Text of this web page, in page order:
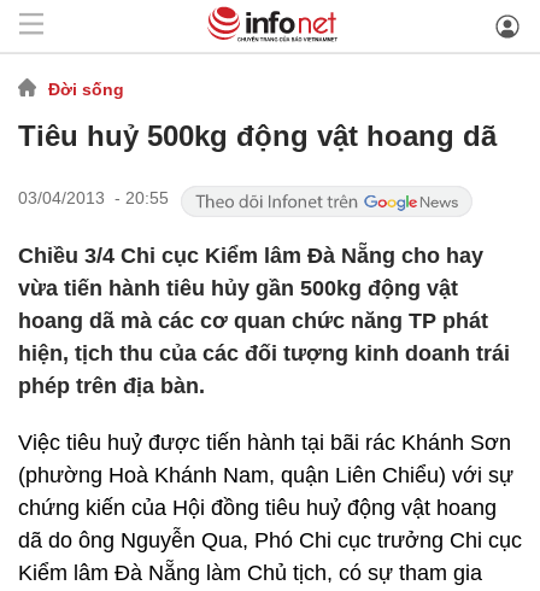
Đời sống
Tiêu huỷ 500kg động vật hoang dã
03/04/2013 - 20:55
Chiều 3/4 Chi cục Kiểm lâm Đà Nẵng cho hay
vừa tiến hành tiêu hủy gần 500kg động vật
hoang dã mà các cơ quan chức năng TP phát
hiện, tịch thu của các đối tượng kinh doanh trái
phép trên địa bàn.
Việc tiêu huỷ được tiến hành tại bãi rác Khánh Sơn
(phường Hoà Khánh Nam, quận Liên Chiểu) với sự
chứng kiến của Hội đồng tiêu huỷ động vật hoang
dã do ông Nguyễn Qua, Phó Chi cục trưởng Chi cục
Kiểm lâm Đà Nẵng làm Chủ tịch, có sự tham gia